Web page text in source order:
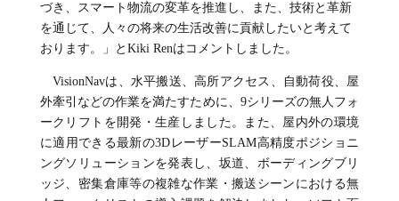
づき、スマート物流の変革を推進し、また、技術と革新
を通じて、人々の将来の生活改善に貢献したいと考えて
おります。」とKiki Renはコメントしました。
VisionNavは、水平搬送、高所アクセス、自動荷役、屋
外牽引などの作業を満たすために、9シリーズの無人フォ
ークリフトを開発・生産しました。また、屋内外の環境
に適用できる最新の3DレーザーSLAM高精度ポジショニ
ングソリューションを発表し、坂道、ボーディングブリ
ッジ、密集倉庫等の複雑な作業・搬送シーンにおける無